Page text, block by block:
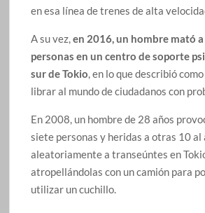
en esa línea de trenes de alta
A su vez,en 2016, un hombre mató
personas en un centro de soporte
sur de Tokio , en lo que describió
librar al mundo de ciudadanos con
En 2008, un hombre de 28 años
siete personas y heridas a otras 10 al
aleatoriamente a transeúntes en
atropellándolas con un camión para
utilizar un cuchillo.